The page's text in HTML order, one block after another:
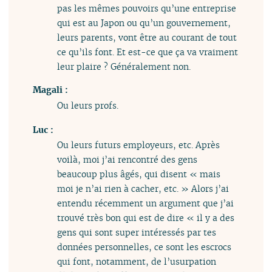
pas les mêmes pouvoirs qu’une entreprise
qui est au Japon ou qu’un gouvernement,
leurs parents, vont être au courant de tout
ce qu’ils font. Et est-ce que ça va vraiment
leur plaire ? Généralement non.
Magali :
Ou leurs profs.
Luc :
Ou leurs futurs employeurs, etc. Après
voilà, moi j’ai rencontré des gens
beaucoup plus âgés, qui disent « mais
moi je n’ai rien à cacher, etc. » Alors j’ai
entendu récemment un argument que j’ai
trouvé très bon qui est de dire « il y a des
gens qui sont super intéressés par tes
données personnelles, ce sont les escrocs
qui font, notamment, de l’usurpation